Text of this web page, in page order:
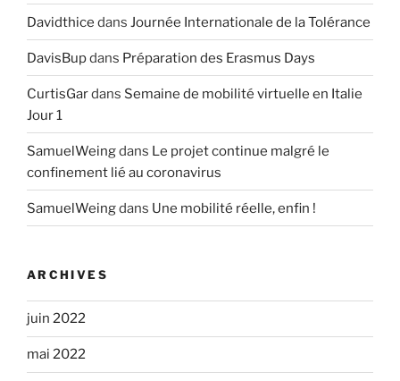
Davidthice dans Journée Internationale de la Tolérance
DavisBupdans Préparation des Erasmus Days
CurtisGardans Semaine de mobilité virtuelle en Italie
Jour 1
SamuelWeingdans Le projet continue malgré le
confinement lié au coronavirus
SamuelWeingdans Une mobilité réelle, enfin !
ARCHIVES
juin 2022
mai 2022